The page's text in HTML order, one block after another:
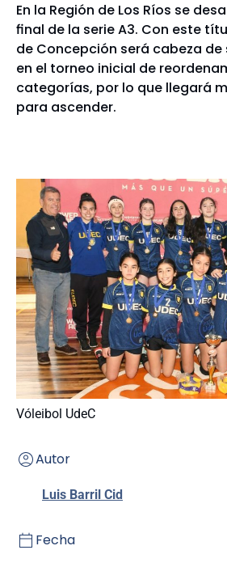
En la Región de Los Ríos se
final de la serie A3. Con este
de Concepción será cabeza de
en el torneo inicial de
categorías, por lo que llegará
para ascender.
Vóleibol UdeC
Autor
Luis Barril Cid
Fecha